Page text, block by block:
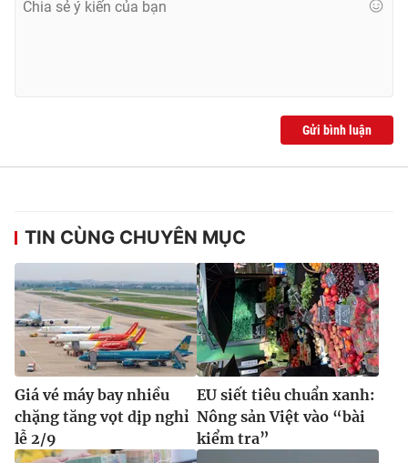
Gửi bình luận
TIN CÙNG CHUYÊN MỤC
Giá vé máy bay nhiều
chặng tăng vọt dịp nghỉ
lễ 2/9
EU siết tiêu chuẩn xanh:
Nông sản Việt vào “bài
kiểm tra”